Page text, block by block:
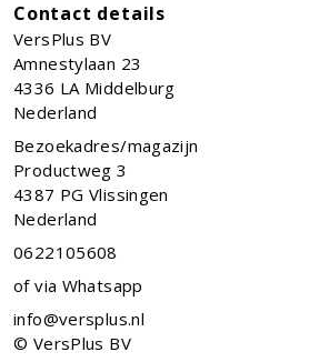
Contact details
VersPlus BV
Amnestylaan 23
4336 LA Middelburg
Nederland
Bezoekadres/magazijn
Productweg 3
4387 PG Vlissingen
Nederland
0622105608
of via Whatsapp
info@versplus.nl
© VersPlus BV